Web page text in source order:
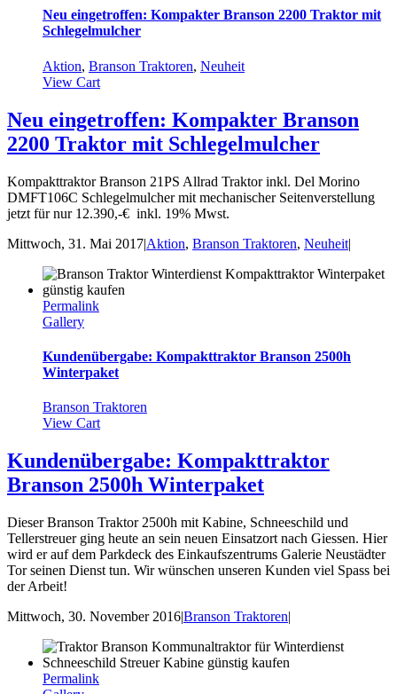
Neu eingetroffen: Kompakter Branson 2200 Traktor mit
Schlegelmulcher
Aktion, Branson Traktoren, Neuheit
View Cart
Neu eingetroffen: Kompakter Branson
2200 Traktor mit Schlegelmulcher
Kompakttraktor Branson 21PS Allrad Traktor inkl. Del Morino
DMFT106C Schlegelmulcher mit mechanischer Seitenverstellung
jetzt für nur 12.390,-€ inkl. 19% Mwst.
Mittwoch, 31. Mai 2017|Aktion, Branson Traktoren, Neuheit|
Permalink
Gallery
Kundenübergabe: Kompakttraktor Branson 2500h
Winterpaket
Branson Traktoren
View Cart
Kundenübergabe: Kompakttraktor
Branson 2500h Winterpaket
Dieser Branson Traktor 2500h mit Kabine, Schneeschild und
Tellerstreuer ging heute an sein neuen Einsatzort nach Giessen. Hier
wird er auf dem Parkdeck des Einkaufszentrums Galerie Neustädter
Tor seinen Dienst tun. Wir wünschen unseren Kunden viel Spass bei
der Arbeit!
Mittwoch, 30. November 2016|Branson Traktoren|
Permalink